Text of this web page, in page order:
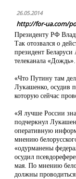
26.05.2014
http://for-ua.com/
Президенту РФ
Так отозвался о
президент
телеканала «Дождь».
«Что Путину там
Лукашенко, осудив
которую сейчас
«Я лучше России
подчеркнул
оперативную
мнению
«одурманены
осудил
мая. По мнению
должны